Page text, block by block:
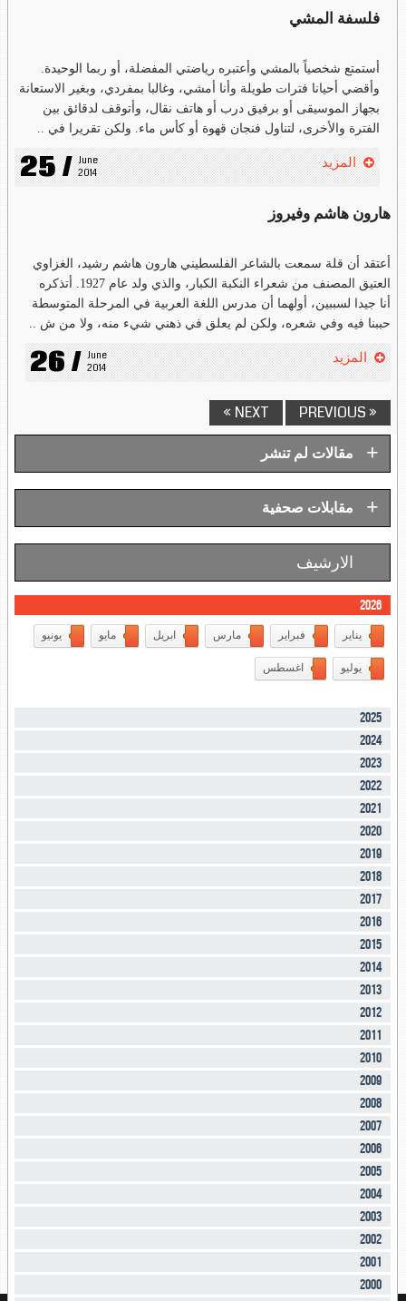
فلسفة المشي
أستمتع شخصياً بالمشي وأعتبره رياضتي المفضلة، أو ربما الوحيدة.
وأقضي أحيانا فترات طويلة وأنا أمشي، وغالبا بمفردي، وبغير الاستعانة
بجهاز الموسيقى أو برفيق درب أو هاتف نقال، وأتوقف لدقائق بين
الفترة والأخرى، لتناول فنجان قهوة أو كأس ماء. ولكن تقريرا في ..
25 / June
2014
المزيد
هارون هاشم وفيروز
أعتقد أن قلة سمعت بالشاعر الفلسطيني هارون هاشم رشيد، الغزاوي
العتيق المصنف من شعراء النكبة الكبار، والذي ولد عام 1927. أتذكره
أنا جيدا لسببين، أولهما أن مدرس اللغة العربية في المرحلة المتوسطة
حببنا فيه وفي شعره، ولكن لم يعلق في ذهني شيء منه، ولا من ش ..
26 / June
2014
المزيد
« PREVIOUS
NEXT »
مقالات لم تنشر +
مقابلات صحفية +
الارشيف
2026
يناير فبراير مارس ابريل مايو يونيو
يوليو اغسطس
2025
2024
2023
2022
2021
2020
2019
2018
2017
2016
2015
2014
2013
2012
2011
2010
2009
2008
2007
2006
2005
2004
2003
2002
2001
2000